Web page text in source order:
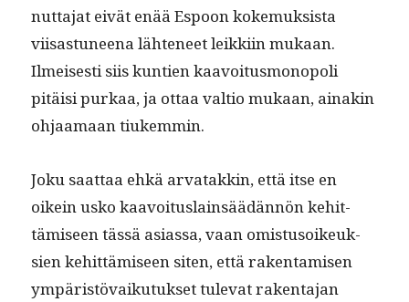
nut­ta­jat eivät enää Espoon koke­muk­sista
viisas­tuneena läht­e­neet leikki­in mukaan.
Ilmeis­es­ti siis kun­tien kaavoitus­mo­nop­o­li
pitäisi purkaa, ja ottaa val­tio mukaan, ainakin
ohjaa­maan tiukemmin.
Joku saat­taa ehkä arvatakkin, että itse en
oikein usko kaavoitus­lain­säädän­nön kehit­
tämiseen tässä asi­as­sa, vaan omis­tu­soikeuk­
sien kehit­tämiseen siten, että rak­en­tamisen
ympäristö­vaiku­tuk­set tule­vat rak­en­ta­jan